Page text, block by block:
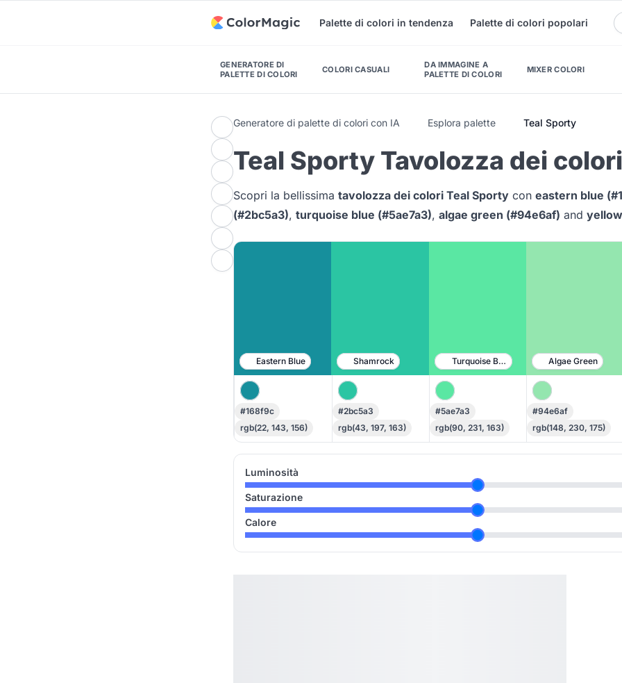
Palette di colori in tendenza Palette di colori popolari
GENERATORE DI
PALETTE DI COLORI
COLORI CASUALI
DA IMMAGINE A
PALETTE DI COLORI
MIXER COLORI
Generatore di palette di colori con IA Esplora palette Teal Sporty
Teal Sporty Tavolozza dei colori
Scopri la bellissima tavolozza dei colori Teal Sporty con eastern blue
(#2bc5a3), turquoise blue (#5ae7a3), algae green (#94e6af) and
Eastern Blue Shamrock Turquoise Blue Algae Green
#168f9c
rgb(22, 143, 156)
#2bc5a3
rgb(43, 197, 163)
#5ae7a3
rgb(90, 231, 163)
#94e6af
rgb(148, 230, 175)
Luminosità
Saturazione
Calore